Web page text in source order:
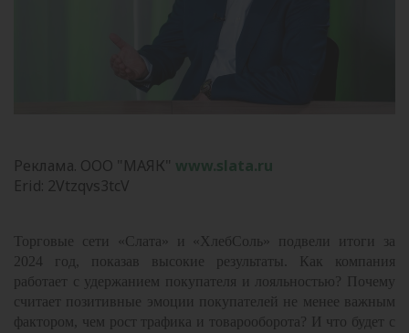
Реклама. ООО "МАЯК" www.slata.ru
Erid: 2Vtzqvs3tcV
Торговые сети «Слата» и «ХлебСоль» подвели итоги за
2024 год, показав высокие результаты. Как компания
работает с удержанием покупателя и лояльностью? Почему
считает позитивные эмоции покупателей не менее важным
фактором, чем рост трафика и товарооборота? И что будет с